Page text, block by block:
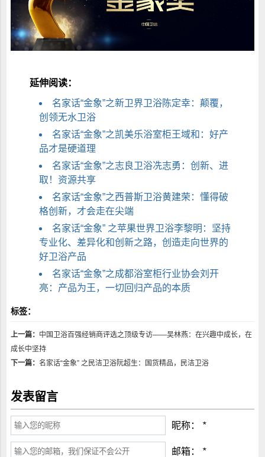
延伸阅读：
名家话“金象”之新卫界卫浴陈定幸：颠覆，
创领无水卫浴
名家话“金象”之凯美乐浴室柜王域和：好产
品才是硬道理
名家话“金象”之志良卫浴冼志勇：创新、进
取！资源共享
名家话“金象”之西普斯卫浴黄建荣：懂得破
格创新，才会走在尖端
名家话“金象” 之苹果世界卫浴李黎明：坚持
专业化、差异化和创新之路，创造走向世界的
好卫浴产品
名家话“金象”之成都浴室柜行业协会刘开
亮：产品为王，一切回归产品的本质
标签：
上一篇： 中国卫浴百强经销商评选之顶级专访——吴林燕：在兴趣中成长，在
成长中坚持
下一篇： 名家话“金象” 之民洁卫浴阮超生：国货精品，民洁卫浴
发表留言
昵称： *
邮箱： *